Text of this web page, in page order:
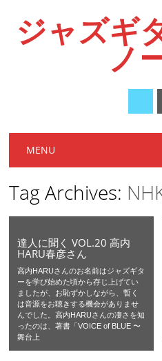
ジャズギ
ノ
Main menu
MENU
Tag Archives:
達人に聞く VOL.20 高内
HARU春彦さん
高内HARUさんのお名前はジャズギタ
ーを学び始めた頃から存じ上げてい
ましたが、お恥ずかしながら、暫く
は音源をお聴きする機会がありませ
んでした。高内HARUさんの凄さを知
ったのは、著書「VOICE of BLUE 〜
舞台上